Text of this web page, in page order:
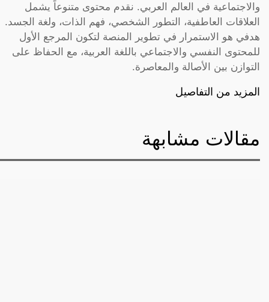
والاجتماعية في العالم العربي. نقدم محتوى متنوعاً يشمل
العلاقات العاطفية، التطور الشخصي، فهم الذات، ولغة الجسد.
هدفي هو الاستمرار في تطوير المنصة لتكون المرجع الأول
للمحتوى النفسي والاجتماعي باللغة العربية، مع الحفاظ على
التوازن بين الأصالة والمعاصرة.
المزيد من التفاصيل
مقالات مشابهة